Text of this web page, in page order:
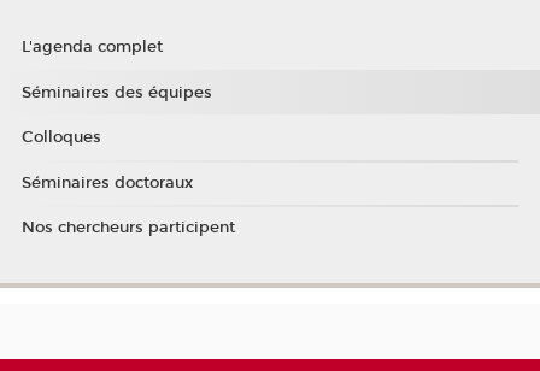
L'agenda complet
Séminaires des équipes
Colloques
Séminaires doctoraux
Nos chercheurs participent